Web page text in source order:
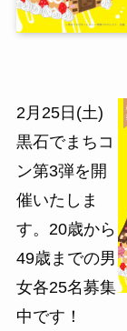
2月25日(土)
黒石でまちコ
ン第3弾を開
催いたしま
す。20歳から
49歳までの男
女各25名募集
中です！